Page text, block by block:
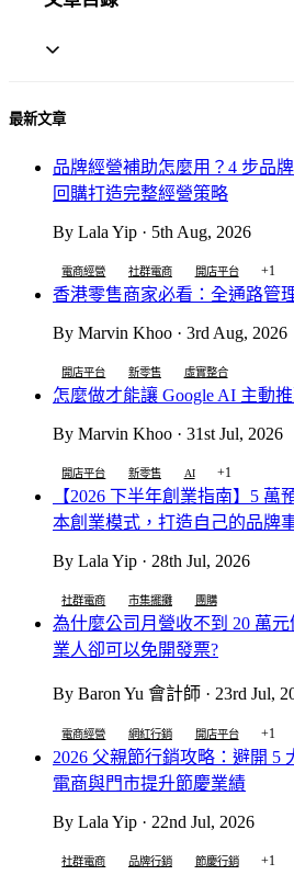
最新文章
品牌經營補助怎麼用？4 步品
回購打造完整經營策略
By Lala Yip · 5th Aug, 2026
電商經營 社群電商 開店平台 +1
香港零售商家必看：全通路管
By Marvin Khoo · 3rd Aug, 2026
開店平台 新零售 虛實整合
怎麼做才能讓 Google AI 主動
By Marvin Khoo · 31st Jul, 2026
開店平台 新零售 AI +1
【2026 下半年創業指南】5
本創業模式，打造自己的品牌
By Lala Yip · 28th Jul, 2026
社群電商 市集擺攤 團購
為什麼公司月營收不到 20 萬
業人卻可以免開發票?
By Baron Yu 會計師 · 23rd Jul,
電商經營 網紅行銷 開店平台 +1
2026 父親節行銷攻略：避開 5
電商與門市提升節慶業績
By Lala Yip · 22nd Jul, 2026
社群電商 品牌行銷 節慶行銷 +1